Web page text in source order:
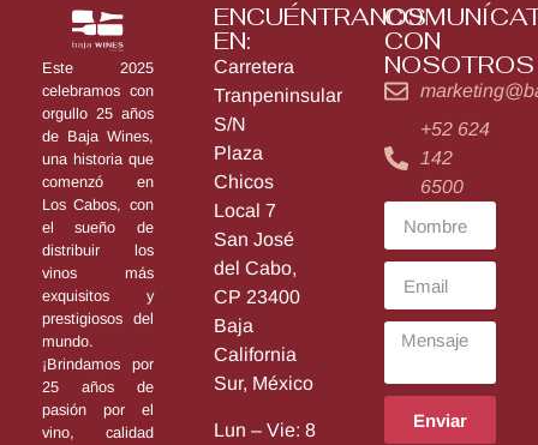
Este 2025
celebramos con
orgullo 25 años
de Baja Wines,
una historia que
comenzó en
Los Cabos, con
el sueño de
distribuir los
vinos más
exquisitos y
prestigiosos del
mundo.
¡Brindamos por
25 años de
pasión por el
vino, calidad
ENCUÉNTRANOS
EN:
Carretera
Tranpeninsular
S/N
Plaza
Chicos
Local 7
San José
del Cabo,
CP 23400
Baja
California
Sur, México
Lun – Vie: 8
CON
NOSOTROS
+52 624
142
6500
Enviar